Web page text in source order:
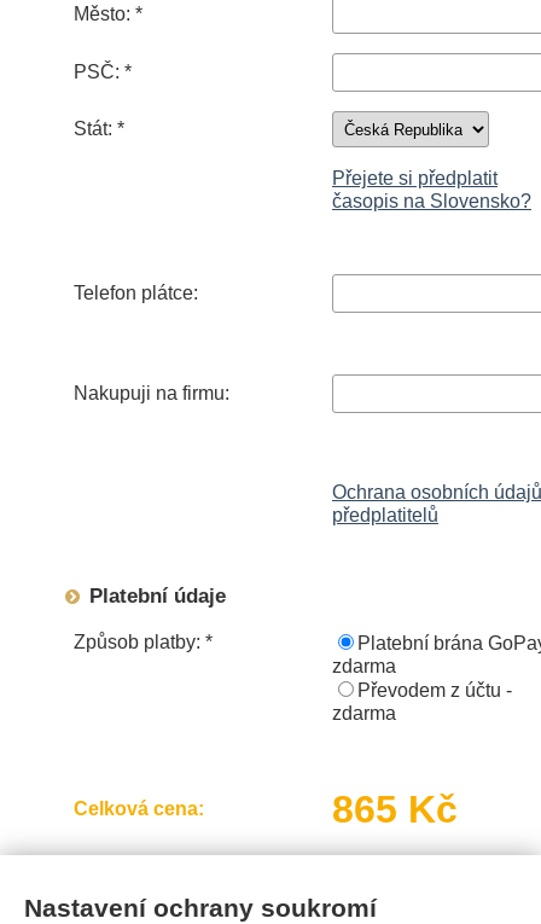
Město: *
PSČ: *
Stát: *
Přejete si předplatit
časopis na Slovensko?
Telefon plátce:
Nakupuji na firmu:
Ochrana osobních údajů
předplatitelů
Platební údaje
Způsob platby: *
Platební brána
zdarma
Převodem z účtu -
zdarma
Celková cena: 865 Kč
Nastavení ochrany soukromí